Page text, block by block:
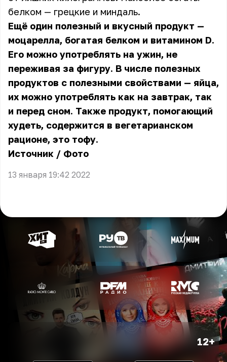
белком — грецкие и миндаль.
Ещё один полезный и вкусный продукт —
моцарелла, богатая белком и витамином D.
Его можно употреблять на ужин, не
переживая за фигуру. В числе полезных
продуктов с полезными свойствами — яйца,
их можно употреблять как на завтрак, так
и перед сном. Также продукт, помогающий
худеть, содержится в вегетарианском
рационе, это тофу.
Источник / Фото
13 января 19:42 2022
12+